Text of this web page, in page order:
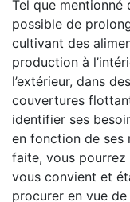
Tel que
possible de
cultivant des
production à
l’extérieur, dans
couvertures
identifier ses
en fonction de ses
faite, vous
vous convient et
procurer en vue